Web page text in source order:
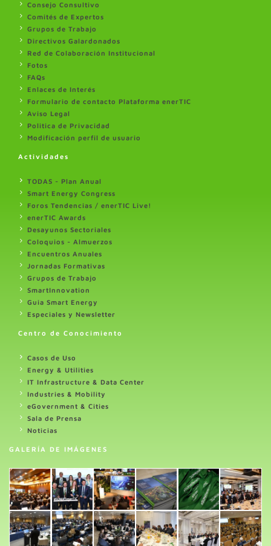
Consejo Consultivo
Comités de Expertos
Grupos de Trabajo
Directivos Galardonados
Red de Colaboración Institucional
Fotos
FAQs
Enlaces de Interés
Formulario de contacto Plataforma enerTIC
Aviso Legal
Politica de Privacidad
Modificación perfil de usuario
Actividades
TODAS - Plan Anual
Smart Energy Congress
Foros Tendencias / enerTIC Live!
enerTIC Awards
Desayunos Sectoriales
Coloquios - Almuerzos
Encuentros Anuales
Jornadas Formativas
Grupos de Trabajo
SmartInnovation
Guia Smart Energy
Especiales y Newsletter
Centro de Conocimiento
Casos de Uso
Energy & Utilities
IT Infrastructure & Data Center
Industries & Mobility
eGovernment & Cities
Sala de Prensa
Noticias
GALERÍA DE IMÁGENES